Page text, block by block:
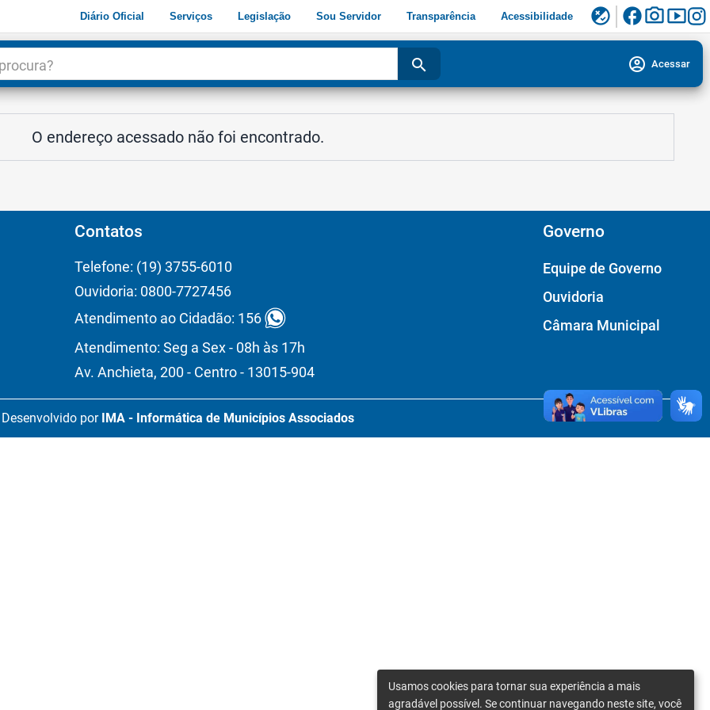
Diário Oficial Serviços Legislação Sou Servidor Transparência Acessibilidade flaky facebookphoto_camerasmart_display
search account_circle Acessar
O endereço acessado não foi encontrado.
Contatos
Telefone: (19) 3755-6010
Ouvidoria: 0800-7727456
Atendimento ao Cidadão: 156
Atendimento: Seg a Sex - 08h às 17h
Av. Anchieta, 200 - Centro - 13015-904
Governo
Equipe de Governo
Ouvidoria
Câmara Municipal
Desenvolvido por IMA - Informática de Municípios Associados
Usamos cookies para tornar sua experiência a mais
agradável possível. Se continuar navegando neste site, você